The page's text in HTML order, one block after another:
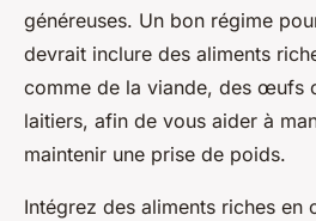
généreuses. Un bon régime
devrait inclure des aliments
comme de la viande, des œufs
laitiers, afin de vous aider à
maintenir une prise de poids.
Intégrez des aliments riches en